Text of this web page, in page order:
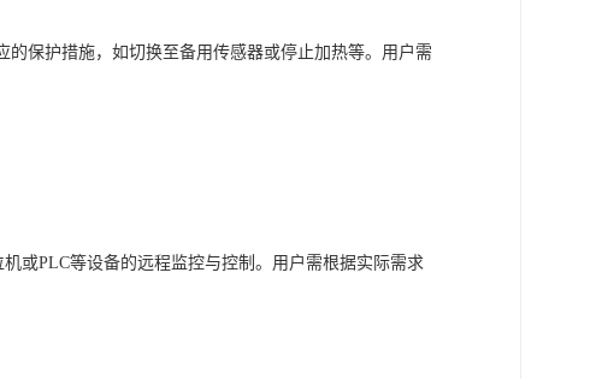
保护措施，如切换至备用传感器或停止加热等。用户需
或PLC等设备的远程监控与控制。用户需根据实际需求